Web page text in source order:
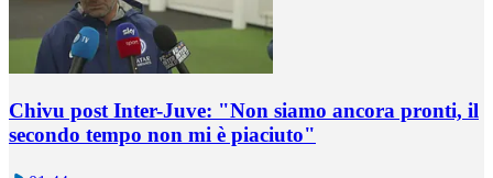
Chivu post Inter-Juve: "Non siamo ancora pronti, il
secondo tempo non mi è piaciuto"